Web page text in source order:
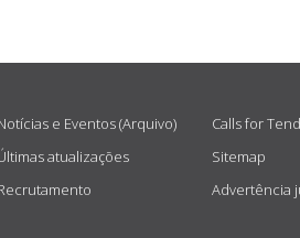
e Eventos (Arquivo)
atualizações
Calls for
Sitemap
Advertência